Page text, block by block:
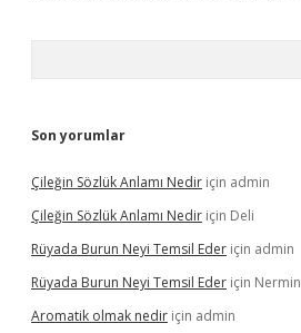
Son yorumlar
Çileğin Sözlük Anlamı Nedir için admin
Çileğin Sözlük Anlamı Nedir için Deli
Rüyada Burun Neyi Temsil Eder için admin
Rüyada Burun Neyi Temsil Eder için Nermin
Aromatik olmak nedir için admin